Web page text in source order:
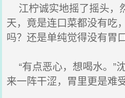
江柠诚实地摇了摇头，
天，竟是连口菜都没有吃
吗？还是单纯觉得没有胃
“有点恶心，想喝水。”
来一阵干涩，胃里更是难